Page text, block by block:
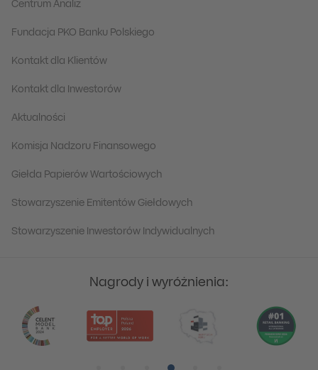
Centrum Analiz
Fundacja PKO Banku Polskiego
Kontakt dla Klientów
Kontakt dla Inwestorów
Aktualności
Komisja Nadzoru Finansowego
Giełda Papierów Wartościowych
Stowarzyszenie Emitentów Giełdowych
Stowarzyszenie Inwestorów Indywidualnych
Nagrody i wyróżnienia: